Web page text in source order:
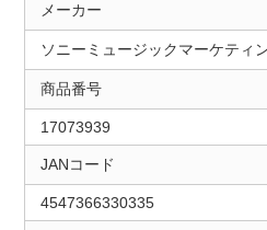
メーカー
ソニーミュージックマーケティ
商品番号
17073939
JANコード
4547366330335